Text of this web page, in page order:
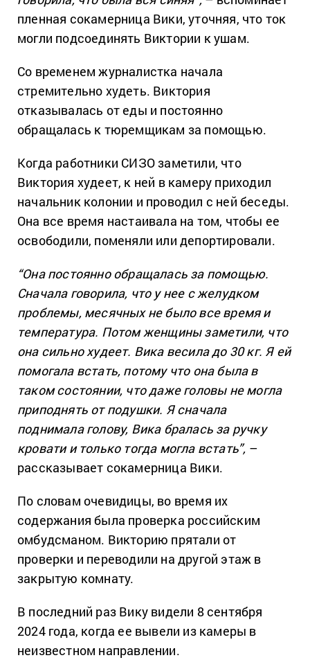
пленная сокамерница Вики, уточняя, что ток
могли подсоединять Виктории к ушам.
Со временем журналистка начала
стремительно худеть. Виктория
отказывалась от еды и постоянно
обращалась к тюремщикам за помощью.
Когда работники СИЗО заметили, что
Виктория худеет, к ней в камеру приходил
начальник колонии и проводил с ней беседы.
Она все время настаивала на том, чтобы ее
освободили, поменяли или депортировали.
“Она постоянно обращалась за помощью.
Сначала говорила, что у нее с желудком
проблемы, месячных не было все время и
температура. Потом женщины заметили, что
она сильно худеет. Вика весила до 30 кг. Я ей
помогала встать, потому что она была в
таком состоянии, что даже головы не могла
приподнять от подушки. Я сначала
поднимала голову, Вика бралась за ручку
кровати и только тогда могла встать”, –
рассказывает сокамерница Вики.
По словам очевидицы, во время их
содержания была проверка российским
омбудсманом. Викторию прятали от
проверки и переводили на другой этаж в
закрытую комнату.
В последний раз Вику видели 8 сентября
2024 года, когда ее вывели из камеры в
неизвестном направлении.